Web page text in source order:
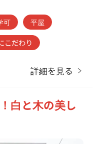
可
平屋
こだわり
詳細を見る
白と木の美し